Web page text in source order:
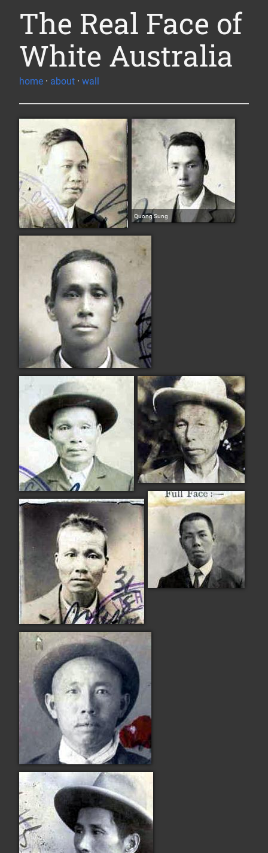
The Real Face of
White Australia
home · about · wall
Quong Sung